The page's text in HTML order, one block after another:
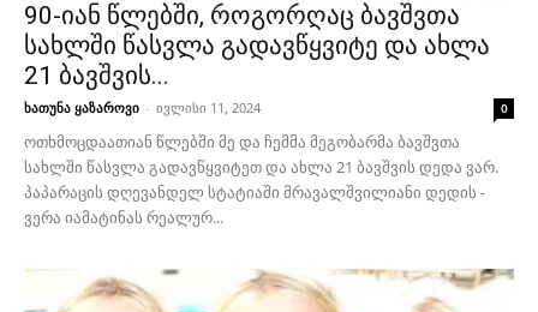
90-იან წლებში, როგორღაც ბავშვთა
სახლში წასვლა გადავწყვიტე და ახლა
21 ბავშვის...
ხათუნა ყაზაროვი - ივლისი 11, 2024 0
ოთხმოცდაათიან წლებში მე და ჩემმა მეგობარმა ბავშვთა
სახლში წასვლა გადავწყვიტეთ და ახლა 21 ბავშვის დედა ვარ.
პაპარაცის დღევანდელ სტატიაში მრავალშვილიანი დედის -
ვერა იამატინას რეალურ...